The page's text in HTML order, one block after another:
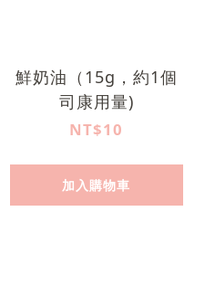
鮮奶油（15g，約1個
司康用量)
NT$10
加入購物車